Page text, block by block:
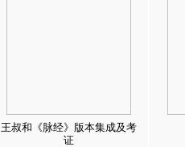
王叔和《脉经》版本集成及考
证